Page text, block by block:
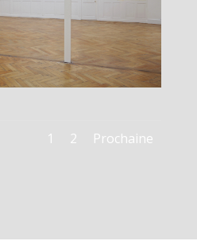
1 2 Prochaine